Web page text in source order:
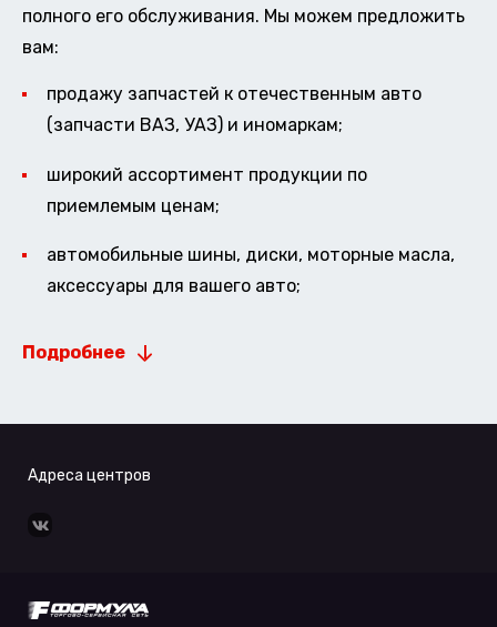
полного его обслуживания. Мы можем предложить
вам:
продажу запчастей к отечественным авто
(запчасти ВАЗ, УАЗ) и иномаркам;
широкий ассортимент продукции по
приемлемым ценам;
автомобильные шины, диски, моторные масла,
аксессуары для вашего авто;
Подробнее
Адреса центров